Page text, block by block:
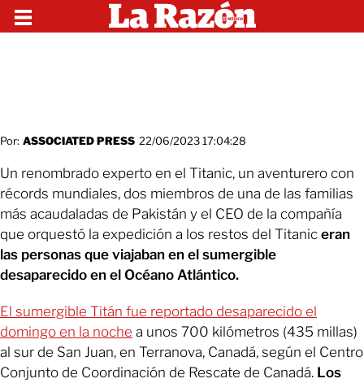
Por: ASSOCIATED PRESS 22/06/2023 17:04:28
Un renombrado experto en el Titanic, un aventurero con
récords mundiales, dos miembros de una de las familias
más acaudaladas de Pakistán y el CEO de la compañía
que orquestó la expedición a los restos del Titanic eran
las personas que viajaban en el sumergible
desaparecido en el Océano Atlántico.
El sumergible Titán fue reportado desaparecido el
domingo en la noche a unos 700 kilómetros (435 millas)
al sur de San Juan, en Terranova, Canadá, según el Centro
Conjunto de Coordinación de Rescate de Canadá. Los